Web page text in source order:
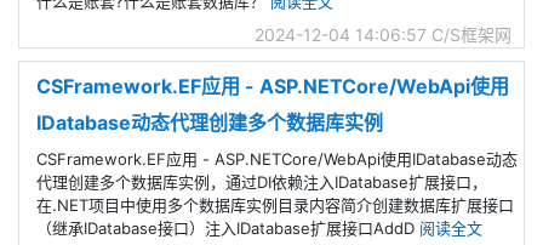
2024-12-04 14:06:57 C/S框架网
CSFramework.EF应用 - ASP.NETCore/WebApi使用
IDatabase动态代理创建多个数据库实例
CSFramework.EF应用 - ASP.NETCore/WebApi使用IDatabase动态
代理创建多个数据库实例，通过DI依赖注入IDatabase扩展接口，
在.NET项目中使用多个数据库实例目录内容简介创建数据库扩展接口
（继承IDatabase接口）注入IDatabase扩展接口AddD 阅读全文